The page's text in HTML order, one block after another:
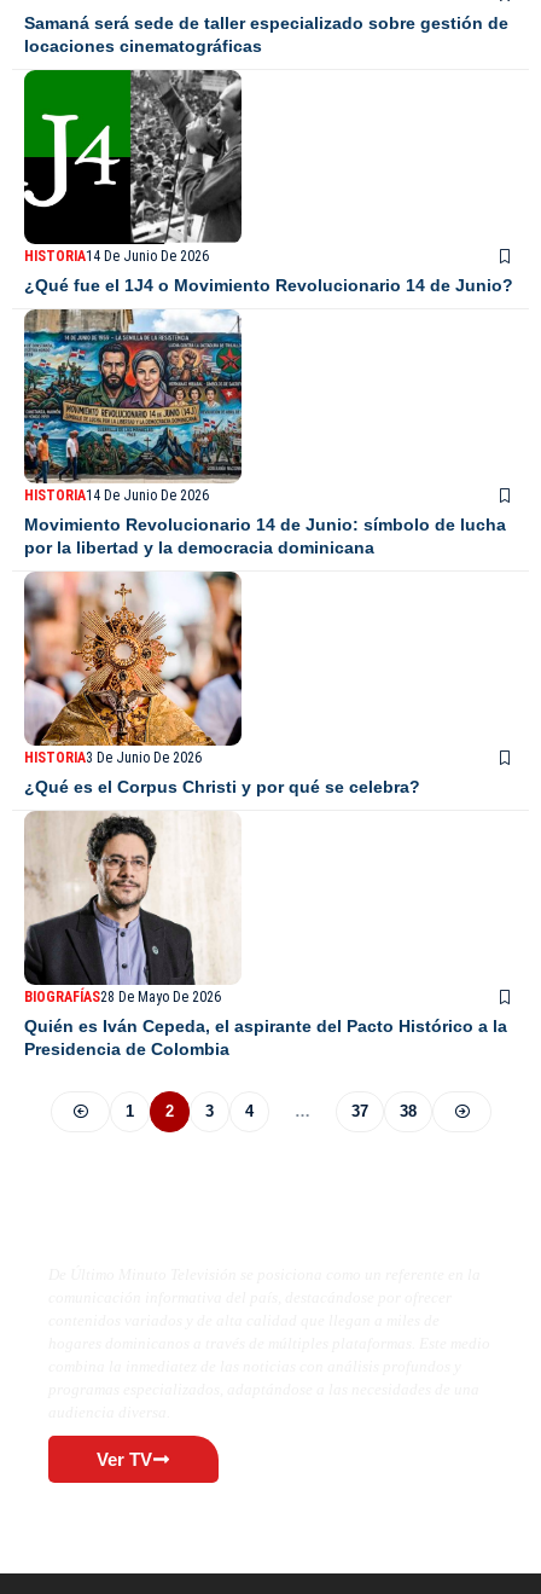
Samaná será sede de taller especializado sobre gestión de
locaciones cinematográficas
HISTORIA14 De Junio De 2026
¿Qué fue el 1J4 o Movimiento Revolucionario 14 de Junio?
HISTORIA14 De Junio De 2026
Movimiento Revolucionario 14 de Junio: símbolo de lucha
por la libertad y la democracia dominicana
HISTORIA3 De Junio De 2026
¿Qué es el Corpus Christi y por qué se celebra?
BIOGRAFÍAS28 De Mayo De 2026
Quién es Iván Cepeda, el aspirante del Pacto Histórico a la
Presidencia de Colombia
1 2 3 4 … 37 38
Ver TV